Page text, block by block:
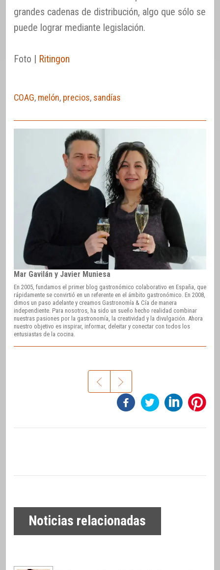
grandes cadenas de distribución, algo que sólo se
puede lograr mediante legislación.
Foto | Ritingon
COAG, melón, precios, sandías
Mar Gavilán y Javier Muniesa
En 2005, fundamos el primer blog gastronómico colaborativo en España, que
rápidamente se convirtió en un referente en el ámbito gastronómico. En 2008,
dimos un paso adelante y creamos Gastronomía & Cía de manera
independiente. Para nosotros, ha sido un sueño hecho realidad combinar
nuestras pasiones por la gastronomía, la creatividad y la divulgación. Ahora
nuestro objetivo es inspirar, informar, deleitar y conectar con todos los
entusiastas de la cocina.
Noticias relacionadas